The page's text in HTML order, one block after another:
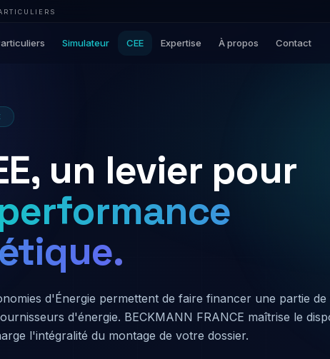
Simulateur CEE Expertise À propos Contact
un levier pour
d'Énergie permettent de faire financer une partie
d'énergie. BECKMANN FRANCE maîtrise le
l'intégralité du montage de votre dossier.